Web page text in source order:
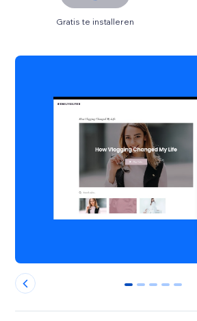
Gratis te installeren
0 1 2 3 4